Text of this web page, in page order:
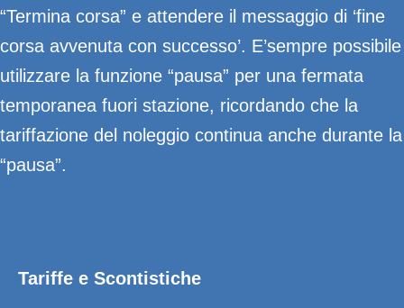
“Termina corsa” e attendere il messaggio di ‘fine
corsa avvenuta con successo’. E’sempre possibile
utilizzare la funzione “pausa” per una fermata
temporanea fuori stazione, ricordando che la
tariffazione del noleggio continua anche durante la
“pausa”.
Tariffe e Scontistiche